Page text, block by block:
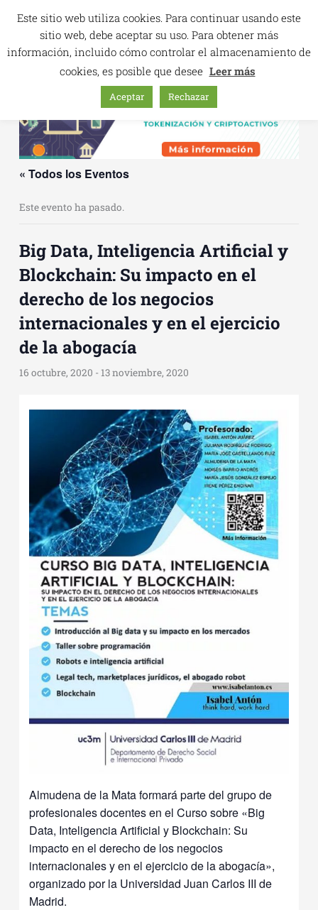
contenido
« Todos los Eventos
Este evento ha pasado.
Big Data, Inteligencia Artificial y
Blockchain: Su impacto en el
derecho de los negocios
internacionales y en el ejercicio
de la abogacía
16 octubre, 2020 - 13 noviembre, 2020
Almudena de la Mata formará parte del grupo de
profesionales docentes en el Curso sobre «Big
Data, Inteligencia Artificial y Blockchain: Su
impacto en el derecho de los negocios
internacionales y en el ejercicio de la abogacía»,
organizado por la Universidad Juan Carlos III de
Madrid.
Este sitio web utiliza cookies. Para continuar usando este
sitio web, debe aceptar su uso. Para obtener más
información, incluido cómo controlar el almacenamiento de
cookies, es posible que desee Leer más
Aceptar Rechazar